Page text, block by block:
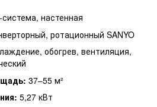
настенная
ротационный SANYO
обогрев, вентиляция,
37–55 м²
5,27 кВт